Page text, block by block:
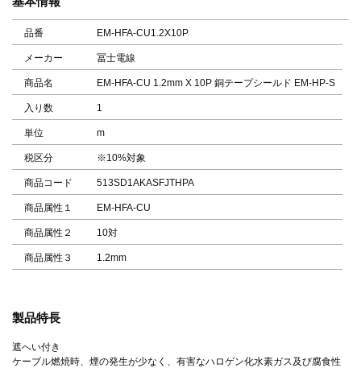
品番 EM-HFA-CU1.2X10P
メーカー 冨士電線
商品名 EM-HFA-CU 1.2mm X 10P 銅テープシールド EM-HP-S
入り数 1
単位 m
税区分 ※10%対象
商品コード 513SD1AKASFJTHPA
商品属性１ EM-HFA-CU
商品属性２ 10対
商品属性３ 1.2mm
製品特長
遮へい付き
ケーブル燃焼時、煙の発生が少なく、有害なハロゲン化水素ガス及び腐食性